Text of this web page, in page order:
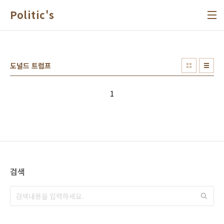
Politic's
도널드 트럼프
1
검색